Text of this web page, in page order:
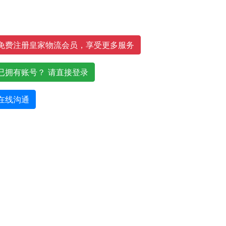
费注册皇家物流会员，享受更多服务
拥有账号？ 请直接登录
线沟通